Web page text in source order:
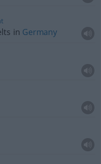
in Germany